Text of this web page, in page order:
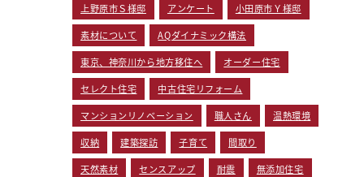
上野原市Ｓ様邸 アンケート 小田原市Ｙ様邸
素材について AQダイナミック構法
東京、神奈川から地方移住へ オーダー住宅
セレクト住宅 中古住宅リフォーム
マンションリノベーション 職人さん 温熱環境
収納 建築探訪 子育て 間取り
天然素材 センスアップ 耐震 無添加住宅